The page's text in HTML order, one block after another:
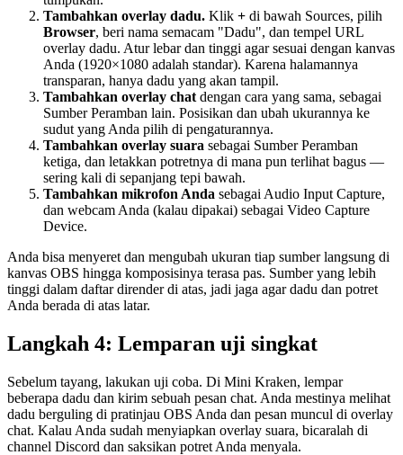
Tambahkan overlay dadu. Klik + di bawah Sources, pilih
Browser, beri nama semacam "Dadu", dan tempel URL
overlay dadu. Atur lebar dan tinggi agar sesuai dengan kanvas
Anda (1920×1080 adalah standar). Karena halamannya
transparan, hanya dadu yang akan tampil.
Tambahkan overlay chat dengan cara yang sama, sebagai
Sumber Peramban lain. Posisikan dan ubah ukurannya ke
sudut yang Anda pilih di pengaturannya.
Tambahkan overlay suara sebagai Sumber Peramban
ketiga, dan letakkan potretnya di mana pun terlihat bagus —
sering kali di sepanjang tepi bawah.
Tambahkan mikrofon Anda sebagai Audio Input Capture,
dan webcam Anda (kalau dipakai) sebagai Video Capture
Device.
Anda bisa menyeret dan mengubah ukuran tiap sumber langsung di
kanvas OBS hingga komposisinya terasa pas. Sumber yang lebih
tinggi dalam daftar dirender di atas, jadi jaga agar dadu dan potret
Anda berada di atas latar.
Langkah 4: Lemparan uji singkat
Sebelum tayang, lakukan uji coba. Di Mini Kraken, lempar
beberapa dadu dan kirim sebuah pesan chat. Anda mestinya melihat
dadu berguling di pratinjau OBS Anda dan pesan muncul di overlay
chat. Kalau Anda sudah menyiapkan overlay suara, bicaralah di
channel Discord dan saksikan potret Anda menyala.